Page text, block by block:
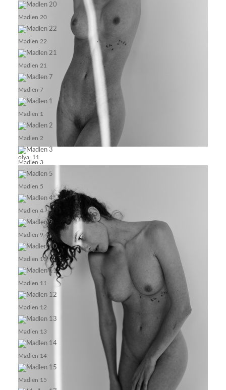
olya_11
Madlen 20
Madlen 22
Madlen 21
Madlen 7
Madlen 1
Madlen 2
Madlen 3
Madlen 5
Madlen 4
Madlen 9
Madlen 10
Madlen 11
Madlen 12
Madlen 13
Madlen 14
Madlen 15